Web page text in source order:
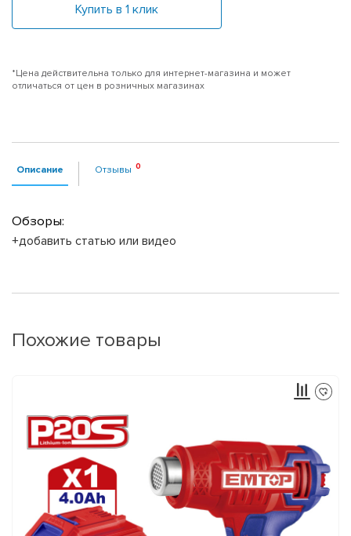
Купить в 1 клик
*Цена действительна только для интернет-магазина и может
отличаться от цен в розничных магазинах
Описание Отзывы
Обзоры:
+добавить статью или видео
Похожие товары